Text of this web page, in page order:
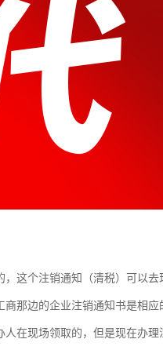
这个注销通知（清税）可以去
那边的企业注销通知书是相应
在现场领取的，但是现在办理